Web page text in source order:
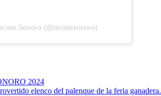
Sonoro (@tecatesonoro)
2024
elenco del palenque de la feria ganadera.